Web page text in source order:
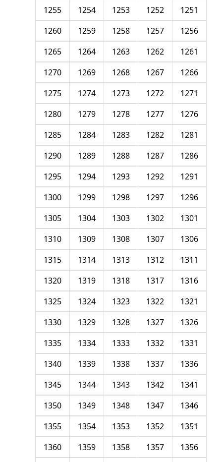
1251
1252
1253
1254
1255
1256
1257
1258
1259
1260
1261
1262
1263
1264
1265
1266
1267
1268
1269
1270
1271
1272
1273
1274
1275
1276
1277
1278
1279
1280
1281
1282
1283
1284
1285
1286
1287
1288
1289
1290
1291
1292
1293
1294
1295
1296
1297
1298
1299
1300
1301
1302
1303
1304
1305
1306
1307
1308
1309
1310
1311
1312
1313
1314
1315
1316
1317
1318
1319
1320
1321
1322
1323
1324
1325
1326
1327
1328
1329
1330
1331
1332
1333
1334
1335
1336
1337
1338
1339
1340
1341
1342
1343
1344
1345
1346
1347
1348
1349
1350
1351
1352
1353
1354
1355
1356
1357
1358
1359
1360